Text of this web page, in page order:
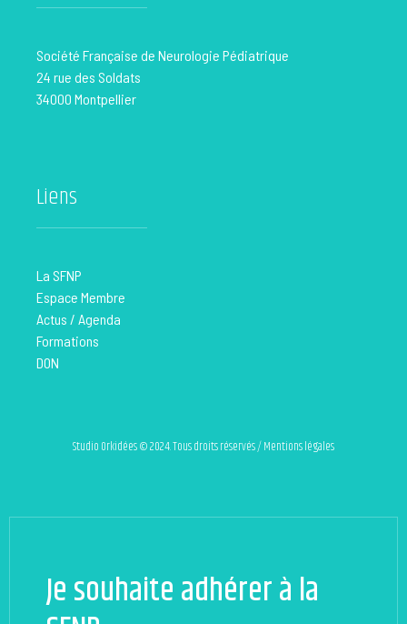
Société Française de Neurologie Pédiatrique
24 rue des Soldats
34000 Montpellier
Liens
La SFNP
Espace Membre
Actus / Agenda
Formations
DON
Studio Orkidées © 2024. Tous droits réservés / Mentions légales
Je souhaite adhérer à la